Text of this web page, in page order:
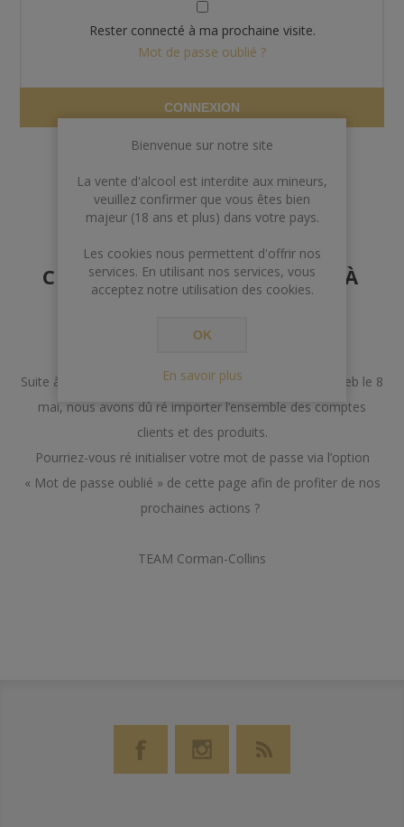
Rester connecté à ma prochaine visite.
Mot de passe oublié ?
CONNEXION
AVERTISSEMENT AUX
CLIENTS POSSÉDANT DÉJÀ
UN COMPTE
Suite à un incident lors de la mise à jour de notre site web le 8
mai, nous avons dû ré importer l’ensemble des comptes
clients et des produits.
Pourriez-vous ré initialiser votre mot de passe via l’option
« Mot de passe oublié » de cette page afin de profiter de nos
prochaines actions ?
TEAM Corman-Collins
Bienvenue sur notre site
La vente d'alcool est interdite aux mineurs,
veuillez confirmer que vous êtes bien
majeur (18 ans et plus) dans votre pays.
Les cookies nous permettent d'offrir nos
services. En utilisant nos services, vous
acceptez notre utilisation des cookies.
OK
En savoir plus